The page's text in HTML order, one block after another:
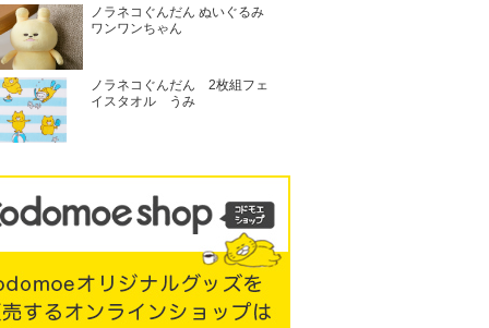
ノラネコぐんだん ぬいぐるみ
ワンワンちゃん
ノラネコぐんだん 2枚組フェ
イスタオル うみ